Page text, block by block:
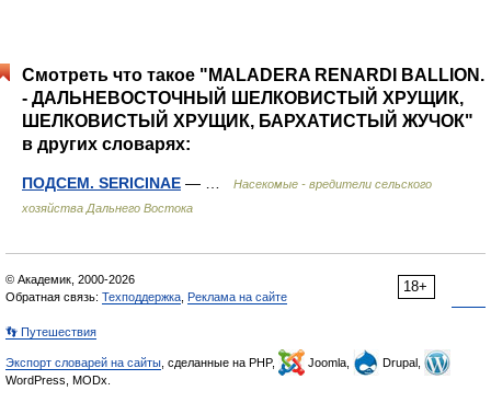
Смотреть что такое "MALADERA RENARDI BALLION.
- ДАЛЬНЕВОСТОЧНЫЙ ШЕЛКОВИСТЫЙ ХРУЩИК,
ШЕЛКОВИСТЫЙ ХРУЩИК, БАРХАТИСТЫЙ ЖУЧОК"
в других словарях:
ПОДСЕМ. SERICINAE — …
Насекомые - вредители сельского
хозяйства Дальнего Востока
18+
© Академик, 2000-2026
Обратная связь: Техподдержка Реклама на сайте
👣 Путешествия
Экспорт словарей на сайты , сделанные на PHP, Joomla,
Drupal,
WordPress, MODx.